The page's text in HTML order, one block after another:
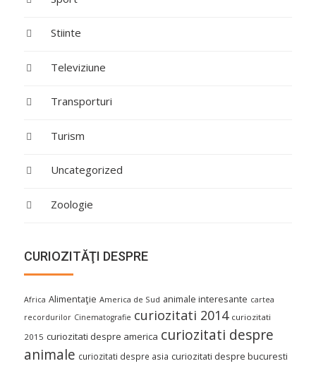
Stiinte
Televiziune
Transporturi
Turism
Uncategorized
Zoologie
CURIOZITĂŢI DESPRE
Africa Alimentaţie America de Sud animale interesante cartea
recordurilor Cinematografie curiozitati 2014 curiozitati
2015 curiozitati despre america curiozitati despre
animale curiozitati despre asia curiozitati despre bucuresti